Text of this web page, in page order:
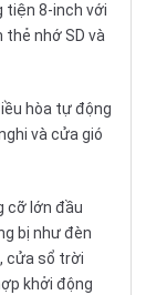
tiện 8-inch với
thẻ nhớ SD và
hòa tự động
và cửa gió
cỡ lớn đầu
bị như đèn
cửa sổ trời
khởi động